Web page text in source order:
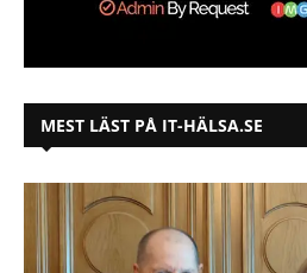
MEST LÄST PÅ IT-HÄLSA.SE